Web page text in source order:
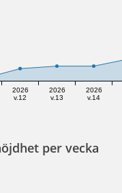
2026
v.12
2026
v.13
2026
v.14
per vecka